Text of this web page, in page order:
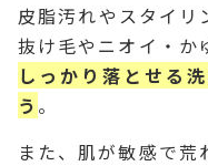
皮脂汚れやスタイリ
抜け毛やニオイ・か
しっかり落とせる
う 。
また、肌が敏感で